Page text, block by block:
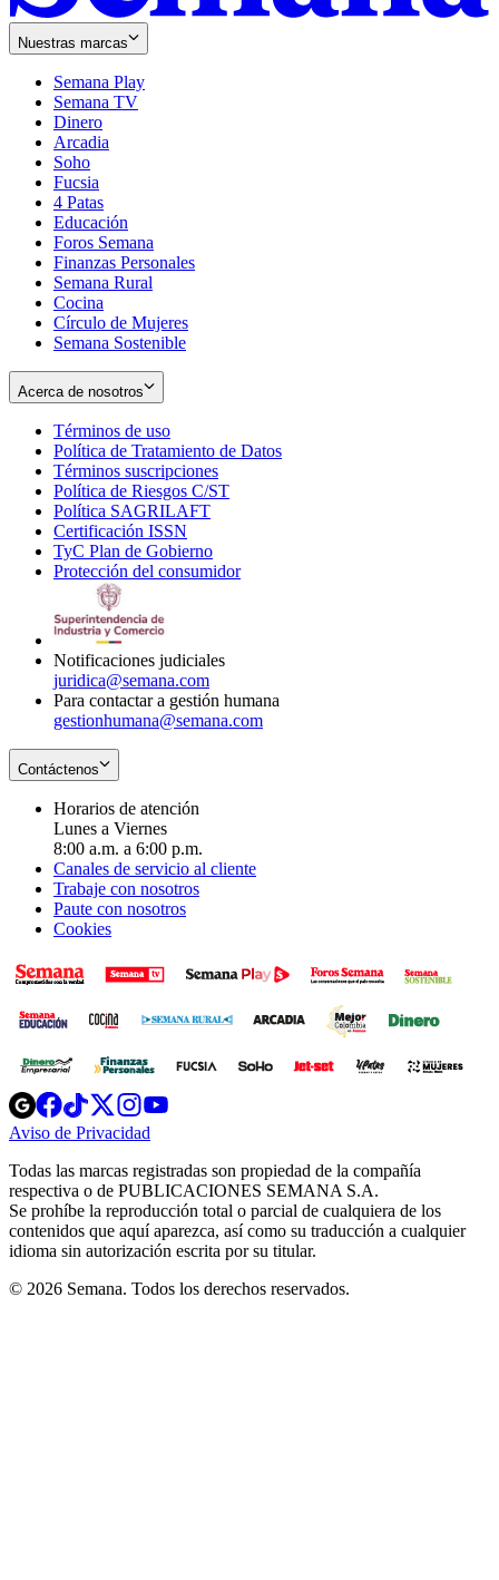
Nuestras marcas
Semana Play
Semana TV
Dinero
Arcadia
Soho
in
new
window
Fucsia
in
new
window
4 Patas
Educación
Foros Semana
Finanzas Personales
Semana Rural
Cocina
Círculo de Mujeres
Semana Sostenible
Acerca de nosotros
Términos de uso
in
new
window
Política de Tratamiento de Datos
Términos suscripciones
in
Política de Riesgos C/ST
Política SAGRILAFT
new
window
Certificación ISSN
in
new
TyC Plan de Gobierno
in
Protección del consumidorOpens
Notificaciones judiciales
juridica@semana.com
Para contactar a gestión humana
gestionhumana@semana.com
Contáctenos
Horarios de atención
Lunes a Viernes
8:00 a.m. a 6:00 p.m.
Canales de servicio al cliente
Trabaje con nosotros
Paute con nosotros
Cookies
Opens
in
new
Opens
in
new
Opens
in
new
window
Opens
new
windowwindow
Aviso de Privacidad
new
window
Todas las marcas registradas son propiedad de la compañía
respectiva o de PUBLICACIONES SEMANA S.A.
Se prohíbe la reproducción total o parcial de cualquiera de los
contenidos que aquí aparezca, así como su traducción a cualquier
idioma sin autorización escrita por su titular.
© 2026 Semana. Todos los derechos reservados.